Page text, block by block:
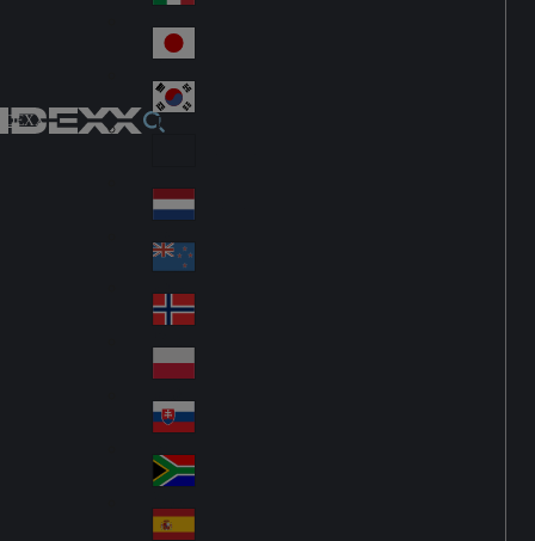
IDEXX
an
y
Ital
y
Jap
an
Ko
Lat
in
A
me
ric
a
Ne
the
rla
nd
s
Ne
w
Ze
ala
nd
No
rw
ay
Pol
an
d
Slo
va
kia
So
uth